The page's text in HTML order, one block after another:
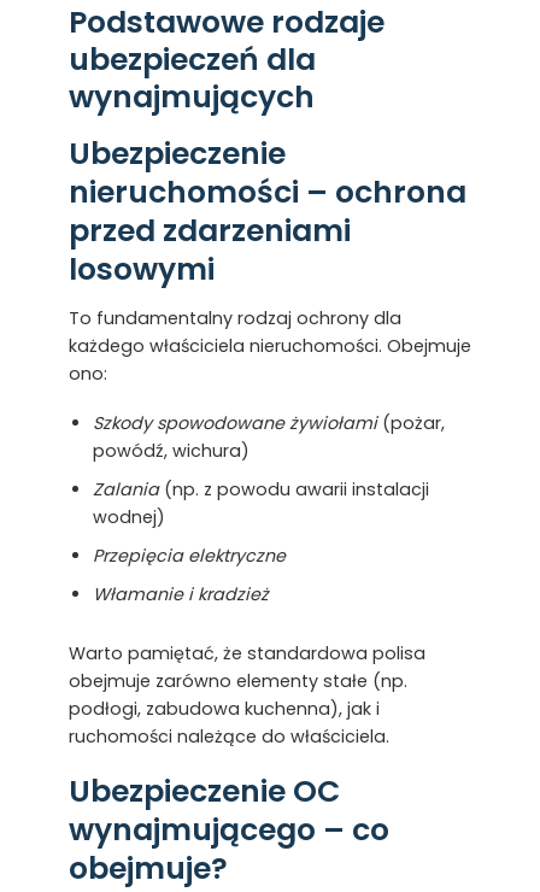
Podstawowe rodzaje
ubezpieczeń dla
wynajmujących
Ubezpieczenie
nieruchomości – ochrona
przed zdarzeniami
losowymi
To fundamentalny rodzaj ochrony dla
każdego właściciela nieruchomości. Obejmuje
ono:
Szkody spowodowane żywiołami(pożar,
powódź, wichura)
Zalania(np. z powodu awarii instalacji
wodnej)
Przepięcia elektryczne
Włamanie i kradzież
Warto pamiętać, że standardowa polisa
obejmuje zarówno elementy stałe (np.
podłogi, zabudowa kuchenna), jak i
ruchomości należące do właściciela.
Ubezpieczenie OC
wynajmującego – co
obejmuje?